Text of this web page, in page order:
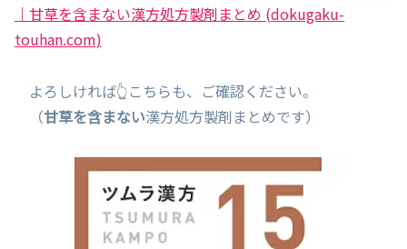
｜甘草を含まない漢方処方製剤まとめ (dokugaku-
touhan.com)
よろしければ👆こちらも、ご確認ください。
（甘草を含まない漢方処方製剤まとめです）